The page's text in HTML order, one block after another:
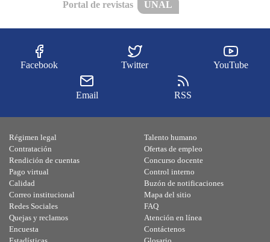
Portal de revistas UNAL
Facebook Twitter YouTube
Email RSS
Régimen legal
Contratación
Rendición de cuentas
Pago virtual
Calidad
Talento humano
Ofertas de empleo
Concurso docente
Control interno
Buzón de notificaciones
Correo institucional
Redes Sociales
Quejas y reclamos
Encuesta
Mapa del sitio
FAQ
Atención en línea
Contáctenos